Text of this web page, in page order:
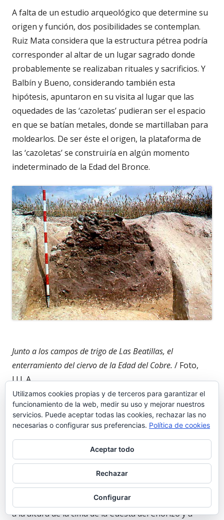
A falta de un estudio arqueológico que determine su
origen y función, dos posibilidades se contemplan.
Ruiz Mata considera que la estructura pétrea podría
corresponder al altar de un lugar sagrado donde
probablemente se realizaban rituales y sacrificios. Y
Balbín y Bueno, considerando también esta
hipótesis, apuntaron en su visita al lugar que las
oquedades de las ‘cazoletas’ pudieran ser el espacio
en que se batían metales, donde se martillaban para
moldearlos. De ser éste el origen, la plataforma de
las ‘cazoletas’ se construiría en algún momento
indeterminado de la Edad del Bronce.
Junto a los campos de trigo de Las Beatillas, el
enterramiento del ciervo de la Edad del Cobre. / Foto,
J.J.L.A.
EL CIERVO DE LAS BEATILLAS
Decíamos arriba que al otro extremo de la Sierra, en
Las Beatillas, existió un segundo poblado de la Edad
del Cobre, en lo conocido, unos 800 años más
antiguo que el de La Dehesa. Lo detectamos en 1984,
a la altura de la cima de la Cuesta del Chorizo y a
Utilizamos cookies propias y de terceros para garantizar el
funcionamiento de la web, medir su uso y mejorar nuestros
servicios. Puede aceptar todas las cookies, rechazar las no
necesarias o configurar sus preferencias. Política de cookies
Aceptar todo
Rechazar
Configurar